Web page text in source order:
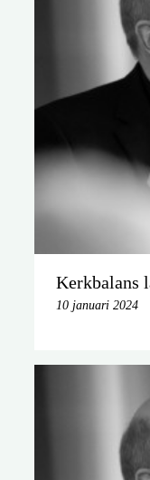
Kerkbalans
10 januari 2024